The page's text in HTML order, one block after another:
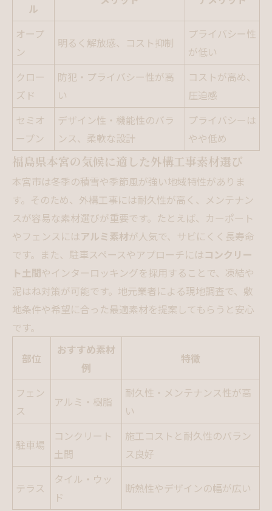
ル
オープ
ン
明るく解放感、コスト抑制
プライバシー性
が低い
クロー
ズド
防犯・プライバシー性が高
い
コストが高め、
圧迫感
セミオ
ープン
デザイン性・機能性のバラ
ンス、柔軟な設計
プライバシーは
やや低め
福島県本宮の気候に適した外構工事素材選び
本宮市は冬季の積雪や季節風が強い地域特性がありま
す。そのため、外構工事には耐久性が高く、メンテナン
スが容易な素材選びが重要です。たとえば、カーポート
やフェンスにはアルミ素材が人気で、サビにくく長寿命
です。また、駐車スペースやアプローチにはコンクリー
ト土間やインターロッキングを採用することで、凍結や
泥はね対策が可能です。地元業者による現地調査で、敷
地条件や希望に合った最適素材を提案してもらうと安心
です。
部位
おすすめ素材
例
特徴
フェン
ス
アルミ・樹脂
耐久性・メンテナンス性が高
い
駐車場
コンクリート
土間
施工コストと耐久性のバラン
ス良好
テラス
タイル・ウッ
ド
断熱性やデザインの幅が広い